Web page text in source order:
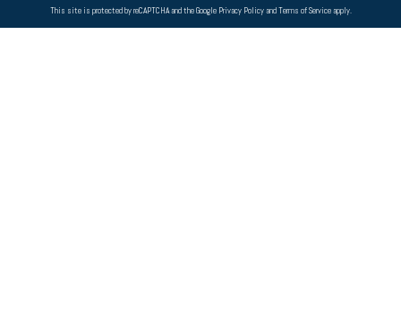
This site is protected by reCAPTCHA and the Google Privacy PolicyandTerms of Serviceapply.